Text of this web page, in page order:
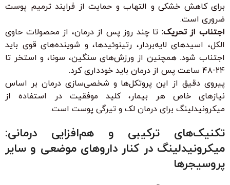
برای کاهش خشکی و التهاب و حمایت از فرایند ترمیم پوست
ضروری است.
اجتناب از تحریک: تا چند روز پس از درمان، از محصولات حاوی
الکل، اسیدهای لایه‌بردار، رتینوئیدها، و شوینده‌های قوی باید
اجتناب شود. همچنین از ورزش‌های سنگین، سونا، و استخر تا
۲۴-۴۸ ساعت پس از درمان باید خودداری کرد.
پیروی دقیق از این پروتکل‌ها و شخصی‌سازی درمان بر اساس
نیازهای خاص هر بیمار، کلید موفقیت در استفاده از
میکرونیدلینگ برای درمان لک و تیرگی پوست است.
تکنیک‌های ترکیبی و هم‌افزایی درمانی:
میکرونیدلینگ در کنار داروهای موضعی و سایر
پروسیجرها